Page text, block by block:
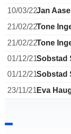
10/03/22Jan Aase
21/02/22Tone
21/02/22Tone
01/12/21Sobstad
01/12/21Sobstad
23/11/21Eva